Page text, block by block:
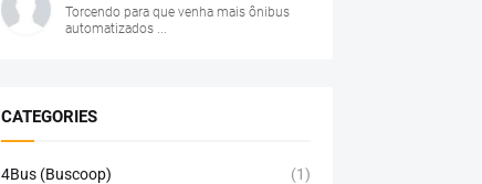
Torcendo para que venha mais ônibus
automatizados ...
CATEGORIES
4Bus (Buscoop) (1)